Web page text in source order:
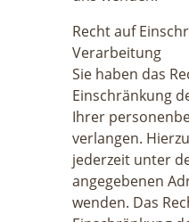
Recht auf
Verarbeitung
Sie haben das
Einschränkung
Ihrer
verlangen.
jederzeit unter
angegebenen
wenden. Das